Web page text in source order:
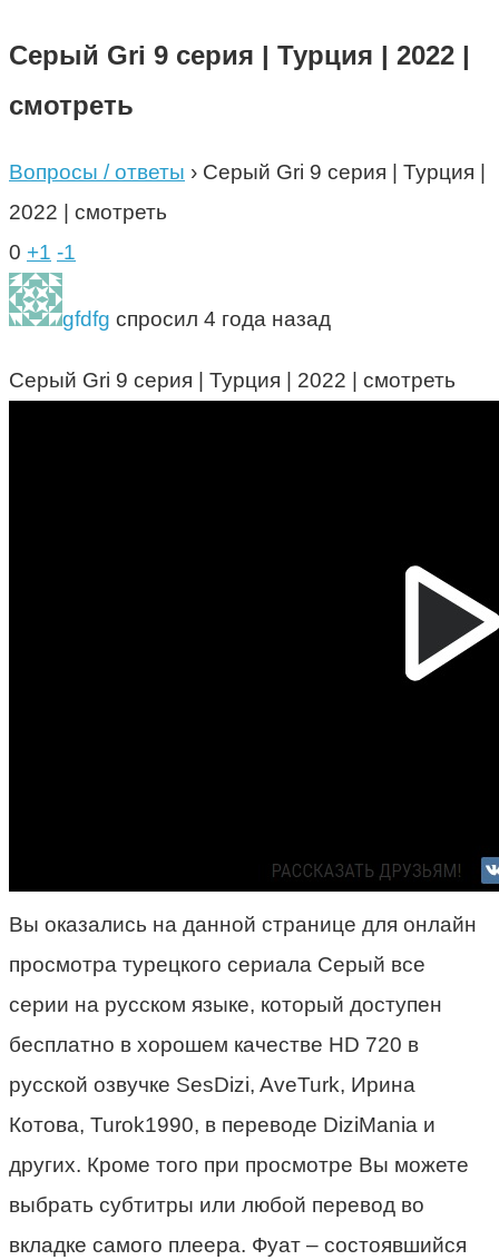
Серый Gri 9 серия | Турция | 2022 |
смотреть
Вопросы / ответы › Серый Gri 9 серия | Турция |
2022 | смотреть
0 +1 -1
gfdfg спросил 4 года назад
Серый Gri 9 серия | Турция | 2022 | смотреть
Вы оказались на данной странице для онлайн
просмотра турецкого сериала Серый все
серии на русском языке, который доступен
бесплатно в хорошем качестве HD 720 в
русской озвучке SesDizi, AveTurk, Ирина
Котова, Turok1990, в переводе DiziMania и
других. Кроме того при просмотре Вы можете
выбрать субтитры или любой перевод во
вкладке самого плеера. Фуат – состоявшийся